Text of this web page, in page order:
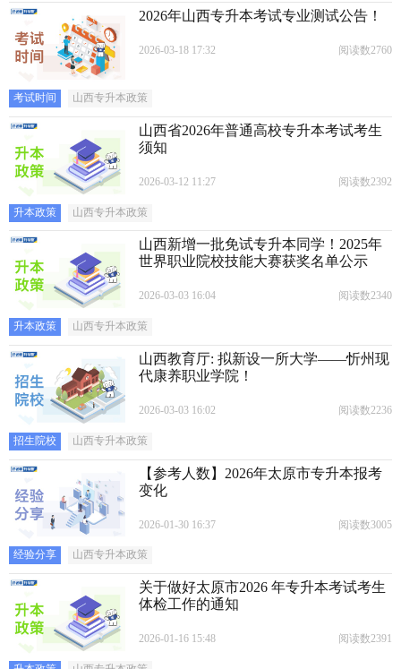
2026年山西专升本考试专业测试公告！
2026-03-18 17:32 阅读数2760
考试时间 山西专升本政策
山西省2026年普通高校专升本考试考生
须知
2026-03-12 11:27 阅读数2392
升本政策 山西专升本政策
山西新增一批免试专升本同学！2025年
世界职业院校技能大赛获奖名单公示
2026-03-03 16:04 阅读数2340
升本政策 山西专升本政策
山西教育厅: 拟新设一所大学——忻州现
代康养职业学院！
2026-03-03 16:02 阅读数2236
招生院校 山西专升本政策
【参考人数】2026年太原市专升本报考
变化
2026-01-30 16:37 阅读数3005
经验分享 山西专升本政策
关于做好太原市2026 年专升本考试考生
体检工作的通知
2026-01-16 15:48 阅读数2391